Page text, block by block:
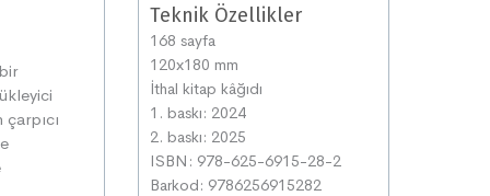
Teknik Özellikler
168 sayfa
120x180 mm
İthal kitap kâğıdı
1. baskı: 2024
2. baskı: 2025
ISBN: 978-625-6915-28-2
Barkod: 9786256915282